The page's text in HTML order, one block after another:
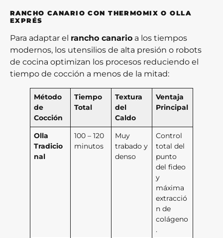
RANCHO CANARIO CON THERMOMIX O OLLA
EXPRÉS
Para adaptar el rancho canario a los tiempos
modernos, los utensilios de alta presión o robots
de cocina optimizan los procesos reduciendo el
tiempo de cocción a menos de la mitad:
Método
de
Cocción
Tiempo
Total
Textura
del
Caldo
Ventaja
Principal
Olla
Tradicio
nal
100 – 120
minutos
Muy
trabado y
denso
Control
total del
punto
del fideo
y
máxima
extracció
n de
colágeno
.